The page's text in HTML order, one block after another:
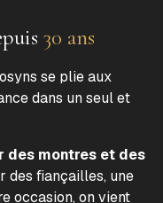
30 ans
se plie aux
dans un seul et
des montres et des
des fiançailles, une
occasion, on vient